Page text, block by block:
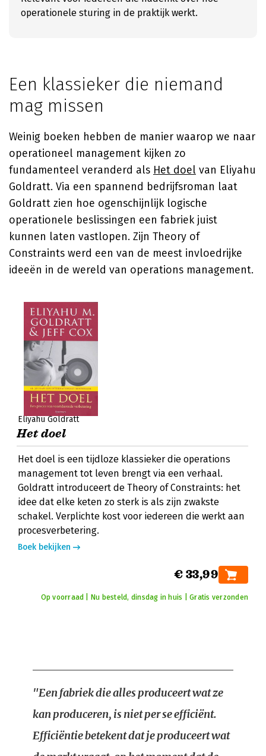
operationele sturing in de praktijk werkt.
Een klassieker die niemand
mag missen
Weinig boeken hebben de manier waarop we naar
operationeel management kijken zo
fundamenteel veranderd als Het doel van Eliyahu
Goldratt. Via een spannend bedrijfsroman laat
Goldratt zien hoe ogenschijnlijk logische
operationele beslissingen een fabriek juist
kunnen laten vastlopen. Zijn Theory of
Constraints werd een van de meest invloedrijke
ideeën in de wereld van operations management.
Eliyahu Goldratt
Het doel
Het doel is een tijdloze klassieker die operations
management tot leven brengt via een verhaal.
Goldratt introduceert de Theory of Constraints: het
idee dat elke keten zo sterk is als zijn zwakste
schakel. Verplichte kost voor iedereen die werkt aan
procesverbetering.
Boek bekijken
€ 33,99
Op voorraad | Nu besteld, dinsdag in huis | Gratis verzonden
"Een fabriek die alles produceert wat ze
kan produceren, is niet per se efficiënt.
Efficiëntie betekent dat je produceert wat